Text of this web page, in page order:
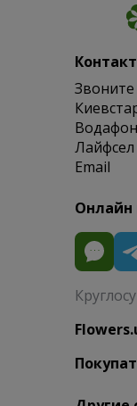
Водафон
Лайфсел
Email
Онлайн